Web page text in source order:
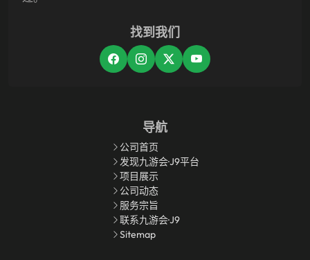
找到我们
导航
公司首页
发现九游会·J9平台
项目展示
公司动态
服务宗旨
联系九游会·J9
Sitemap